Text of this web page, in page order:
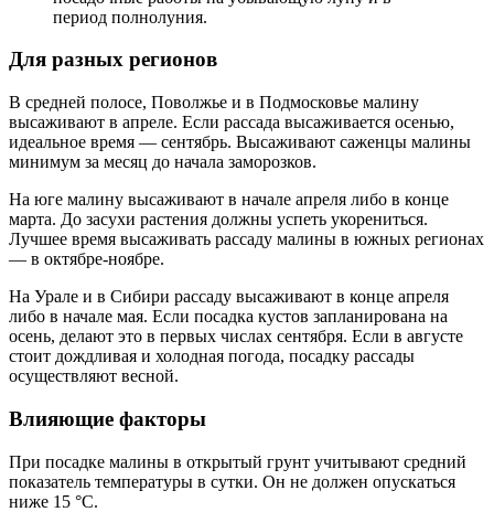
период полнолуния.
Для разных регионов
В средней полосе, Поволжье и в Подмосковье малину
высаживают в апреле. Если рассада высаживается осенью,
идеальное время — сентябрь. Высаживают саженцы малины
минимум за месяц до начала заморозков.
На юге малину высаживают в начале апреля либо в конце
марта. До засухи растения должны успеть укорениться.
Лучшее время высаживать рассаду малины в южных регионах
— в октябре-ноябре.
На Урале и в Сибири рассаду высаживают в конце апреля
либо в начале мая. Если посадка кустов запланирована на
осень, делают это в первых числах сентября. Если в августе
стоит дождливая и холодная погода, посадку рассады
осуществляют весной.
Влияющие факторы
При посадке малины в открытый грунт учитывают средний
показатель температуры в сутки. Он не должен опускаться
ниже 15 °С.